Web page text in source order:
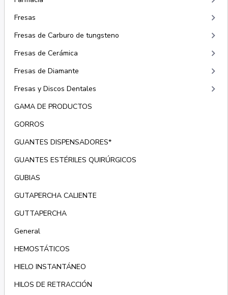
Fresas keyboard_arrow_right
Fresas de Carburo de tungsteno keyboard_arrow_right
Fresas de Cerámica keyboard_arrow_right
Fresas de Diamante keyboard_arrow_right
Fresas y Discos Dentales keyboard_arrow_right
GAMA DE PRODUCTOS
GORROS
GUANTES DISPENSADORES*
GUANTES ESTÉRILES QUIRÚRGICOS
GUBIAS
GUTAPERCHA CALIENTE
GUTTAPERCHA
General
HEMOSTÁTICOS
HIELO INSTANTÁNEO
HILOS DE RETRACCIÓN